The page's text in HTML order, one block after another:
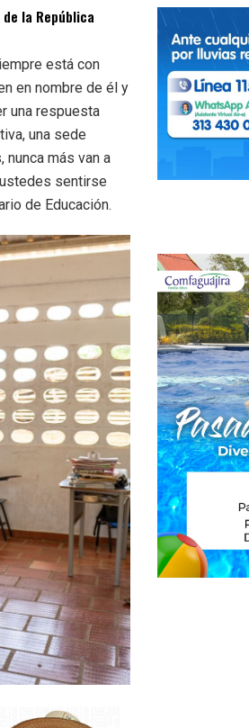
la República
está con
en nombre de él y
una respuesta
una sede
más van a
sentirse
de Educación.